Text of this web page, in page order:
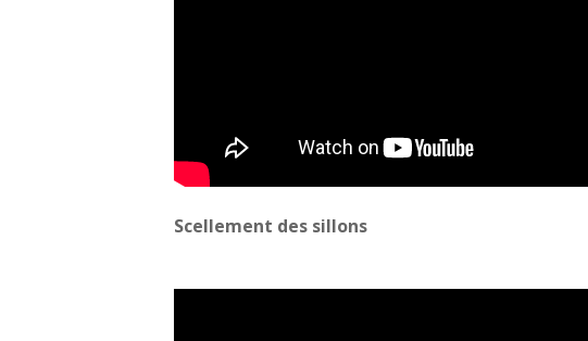
Scellement des sillons